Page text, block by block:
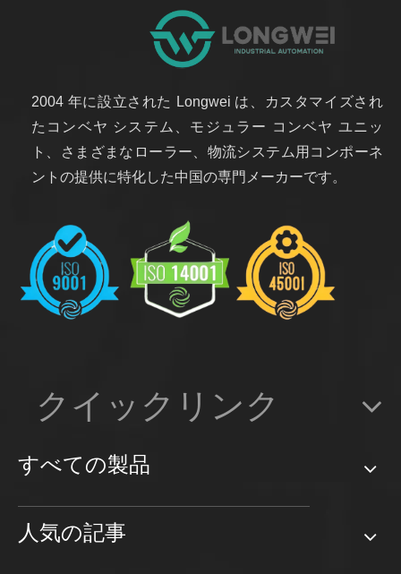
2004 年に設立された Longwei は、カスタマイズされ
たコンベヤ システム、モジュラー コンベヤ ユニッ
ト、さまざまなローラー、物流システム用コンポーネ
ントの提供に特化した中国の専門メーカーです。
クイックリンク
すべての製品
人気の記事